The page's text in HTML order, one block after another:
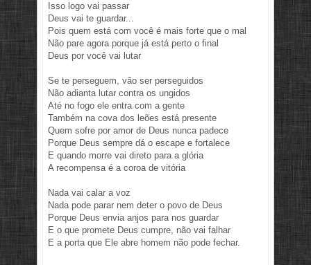
Isso logo vai passar
Deus vai te guardar...
Pois quem está com você é mais forte que o mal
Não pare agora porque já está perto o final
Deus por você vai lutar
Se te perseguem, vão ser perseguidos
Não adianta lutar contra os ungidos
Até no fogo ele entra com a gente
Também na cova dos leões está presente
Quem sofre por amor de Deus nunca padece
Porque Deus sempre dá o escape e fortalece
E quando morre vai direto para a glória
A recompensa é a coroa de vitória
Nada vai calar a voz
Nada pode parar nem deter o povo de Deus
Porque Deus envia anjos para nos guardar
E o que promete Deus cumpre, não vai falhar
E a porta que Ele abre homem não pode fechar.